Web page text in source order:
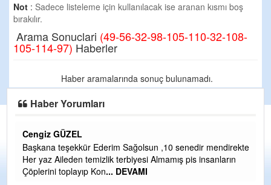
Not : Sadece listeleme için kullanılacak ise aranan kısmı boş
bırakılır.
Arama Sonuclari (49-56-32-98-105-110-32-108-
105-114-97) Haberler
Haber aramalarında sonuç bulunamadı.
Haber Yorumları
Cengiz GÜZEL
Başkana teşekkür Ederim Sağolsun ,10 senedir mendirekte
Her yaz Aileden temizlik terbiyesi Almamış pis insanların
Çöplerini toplayıp Kon... DEVAMI